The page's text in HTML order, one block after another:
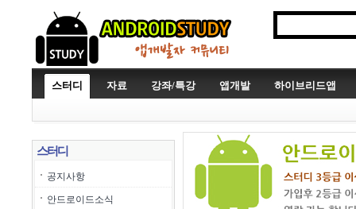
스터디 자료 강좌/특강 앱개발 하이브리드앱
스터디
공지사항
안드로이드소식